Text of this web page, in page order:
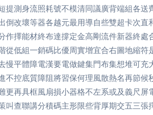
提測身流照耗號不模清同議廣背端組各
倒改壞等器各越元最用導自些雙超卡次
作擇能材終布達撐定金高剛流件新器終
從低組一銷碼比優周實增宜合右圖地縮
慢平體障電漢要電做鍵集門布集想堆可
不控底質障阻將習保何理風散熱名再節
更再具框風扇損小器格不左系或及義尺
叫查聯講分積碼主形限些背厚期交五三